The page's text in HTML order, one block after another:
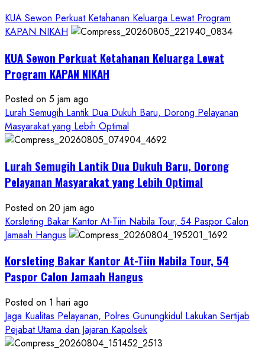
KUA Sewon Perkuat Ketahanan Keluarga Lewat Program
KAPAN NIKAH
KUA Sewon Perkuat Ketahanan Keluarga Lewat
Program KAPAN NIKAH
Posted on 5 jam ago
Lurah Semugih Lantik Dua Dukuh Baru, Dorong Pelayanan
Masyarakat yang Lebih Optimal
Lurah Semugih Lantik Dua Dukuh Baru, Dorong
Pelayanan Masyarakat yang Lebih Optimal
Posted on 20 jam ago
Korsleting Bakar Kantor At-Tiin Nabila Tour, 54 Paspor Calon
Jamaah Hangus
Korsleting Bakar Kantor At-Tiin Nabila Tour, 54
Paspor Calon Jamaah Hangus
Posted on 1 hari ago
Jaga Kualitas Pelayanan, Polres Gunungkidul Lakukan Sertijab
Pejabat Utama dan Jajaran Kapolsek